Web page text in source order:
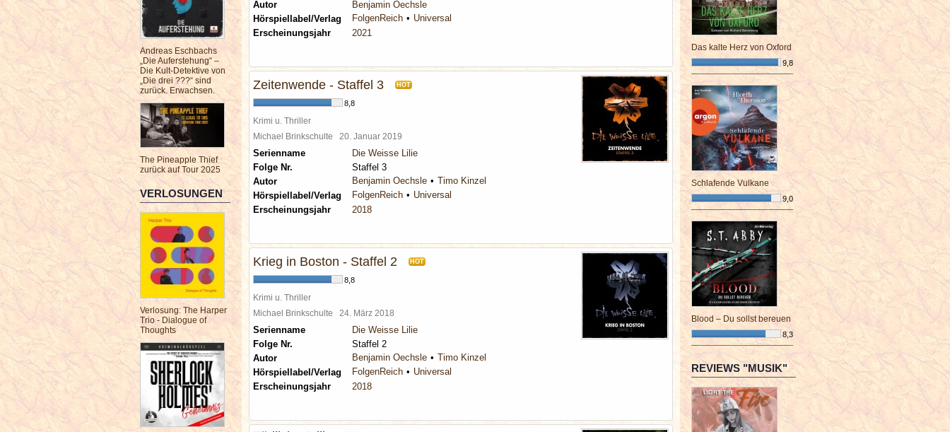
Andreas Eschbachs
„Die Auferstehung“ –
Die Kult-Detektive von
„Die drei ???“ sind
zurück. Erwachsen.
The Pineapple Thief
zurück auf Tour 2025
VERLOSUNGEN
Verlosung: The Harper
Trio - Dialogue of
Thoughts
Autor
Benjamin Oechsle
Hörspiellabel/Verlag
FolgenReich
Universal
Erscheinungsjahr
2021
Zeitenwende - Staffel 3 HOT
8,8
Krimi u. Thriller
Michael Brinkschulte 20. Januar 2019
Serienname
Die Weisse Lilie
Folge Nr.
Staffel 3
Autor
Benjamin Oechsle
Timo Kinzel
Hörspiellabel/Verlag
FolgenReich
Universal
Erscheinungsjahr
2018
Krieg in Boston - Staffel 2 HOT
8,8
Krimi u. Thriller
Michael Brinkschulte 24. März 2018
Serienname
Die Weisse Lilie
Folge Nr.
Staffel 2
Autor
Benjamin Oechsle
Timo Kinzel
Hörspiellabel/Verlag
FolgenReich
Universal
Erscheinungsjahr
2018
Das kalte Herz von Oxford
9,8
¯¯¯¯¯¯¯¯¯¯¯¯¯¯¯¯¯¯¯¯¯¯¯¯
Schlafende Vulkane
9,0
¯¯¯¯¯¯¯¯¯¯¯¯¯¯¯¯¯¯¯¯¯¯¯¯
Blood – Du sollst bereuen
8,3
¯¯¯¯¯¯¯¯¯¯¯¯¯¯¯¯¯¯¯¯¯¯¯¯
REVIEWS "MUSIK"